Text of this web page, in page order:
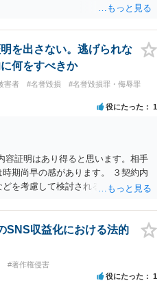
を出さない。逃げられな
何をすべきか
害者 #名誉毀損
#名誉毀損罪・侮辱罪
役にたった 1
容証明はあり得ると思います。相手
期尚早の感があります。 ３契約内
を考慮して検討されるとよいでし
るのはごく一部です。 ５事案の詳
発生なども確認するとよいでしょ
、直接連絡を避けることも方法の一
SNS収益化における法的
#著作権侵害
役にたった 1